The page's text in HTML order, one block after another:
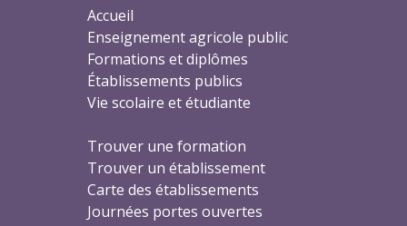
Accueil
Enseignement agricole public
Formations et diplômes
Établissements publics
Vie scolaire et étudiante
Trouver une formation
Trouver un établissement
Carte des établissements
Journées portes ouvertes